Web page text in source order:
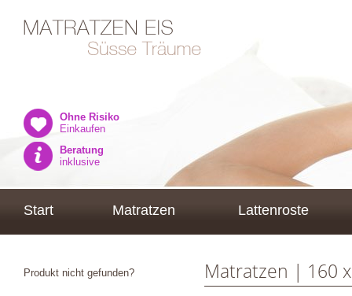
Ohne Risiko
Einkaufen
Beratung
inklusive
Start Matratzen Lattenroste
Produkt nicht gefunden? Matratzen | 160